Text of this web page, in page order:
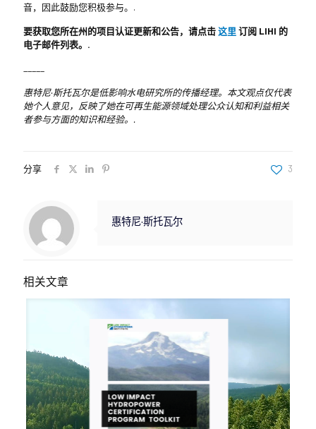
音，因此鼓励您积极参与。.
要获取您所在州的项目认证更新和公告，请点击这里订阅 LIHI 的
电子邮件列表。.
惠特尼·斯托瓦尔是低影响水电研究所的传播经理。本文观点仅代表
她个人意见，反映了她在可再生能源领域处理公众认知和利益相关
者参与方面的知识和经验。.
分享 3
惠特尼·斯托瓦尔
相关文章